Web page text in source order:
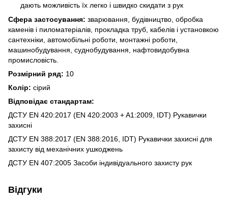
дають можливість їх легко і швидко скидати з рук
Сфера застосування: зварювання, будівництво, обробка
каменів і пиломатеріалів, прокладка труб, кабелів і установкою
сантехніки, автомобільні роботи, монтажні роботи,
машинобудування, суднобудування, нафтовидобувна
промисловість.
Розмірний ряд: 10
Колір: сірий
Відповідає стандартам:
ДСТУ EN 420:2017 (EN 420:2003 + A1:2009, IDT) Рукавички
захисні
ДСТУ EN 388:2017 (EN 388:2016, IDT) Рукавички захисні для
захисту від механічних ушкоджень
ДСТУ EN 407:2005 Засоби індивідуального захисту рук
Відгуки